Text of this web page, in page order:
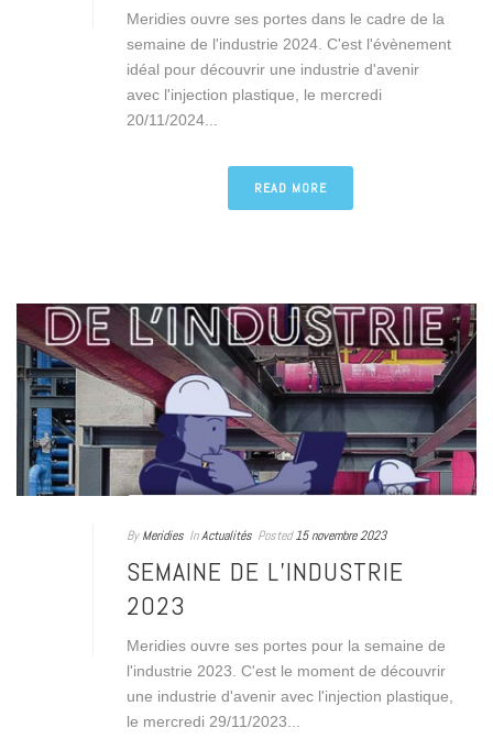
Meridies ouvre ses portes dans le cadre de la
semaine de l'industrie 2024. C'est l'évènement
idéal pour découvrir une industrie d'avenir
avec l'injection plastique, le mercredi
20/11/2024...
READ MORE
By Meridies InActualités Posted 15 novembre 2023
SEMAINE DE L’INDUSTRIE
2023
Meridies ouvre ses portes pour la semaine de
l'industrie 2023. C'est le moment de découvrir
une industrie d'avenir avec l'injection plastique,
le mercredi 29/11/2023...